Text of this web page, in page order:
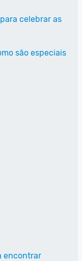
celebrar as
são especiais
encontrar